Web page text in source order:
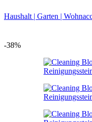
Haushalt | Garten |
-38%